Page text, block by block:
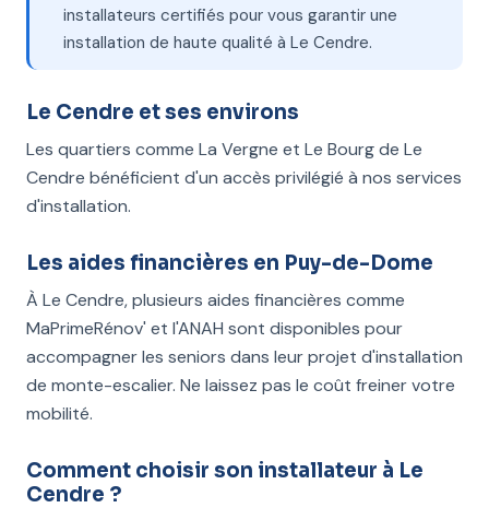
installateurs certifiés pour vous garantir une
installation de haute qualité à Le Cendre.
Le Cendre et ses environs
Les quartiers comme La Vergne et Le Bourg de Le
Cendre bénéficient d'un accès privilégié à nos services
d'installation.
Les aides financières en Puy-de-Dome
À Le Cendre, plusieurs aides financières comme
MaPrimeRénov' et l'ANAH sont disponibles pour
accompagner les seniors dans leur projet d'installation
de monte-escalier. Ne laissez pas le coût freiner votre
mobilité.
Comment choisir son installateur à Le
Cendre ?